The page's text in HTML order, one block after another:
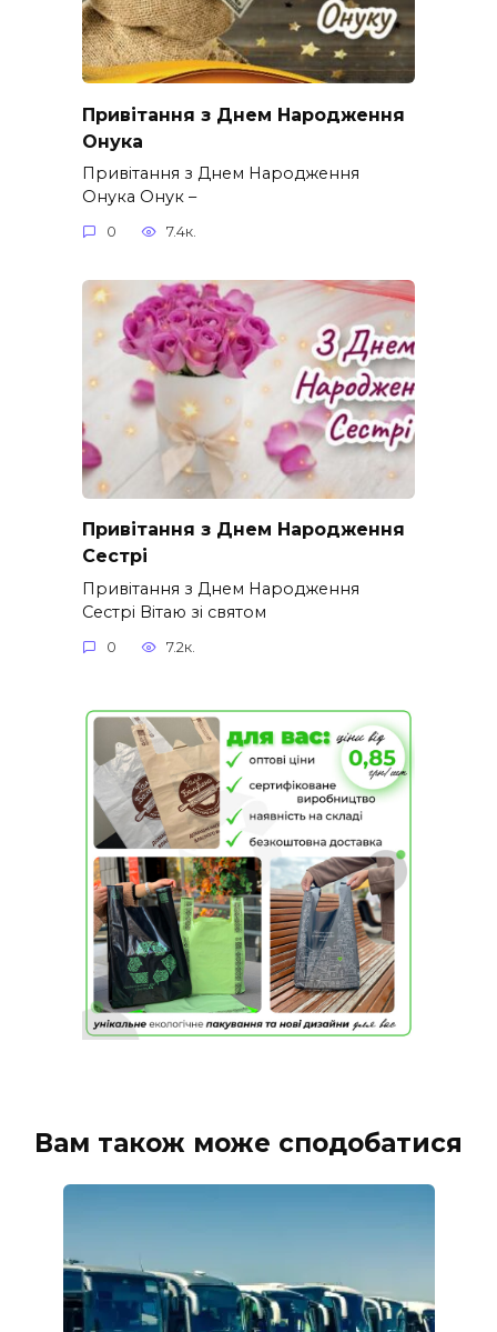
Привітання з Днем Народження
Онука
Привітання з Днем Народження
Онука Онук –
0 7.4к.
Привітання з Днем Народження
Сестрі
Привітання з Днем Народження
Сестрі Вітаю зі святом
0 7.2к.
Вам також може сподобатися